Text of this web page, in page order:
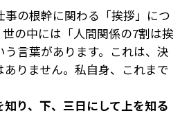
の根幹に関わる「挨拶」につ
の中には「人間関係の7割は挨
言葉があります。これは、決
ありません。私自身、これまで
り、下、三日にして上を知る